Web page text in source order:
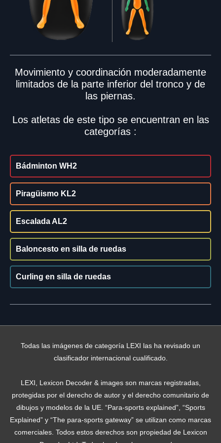
Movimiento y coordinación moderadamente
limitados de la parte inferior del tronco y de
las piernas.
Los atletas de este tipo se encuentran en las
categorías :
Bádminton WH2
Piragüismo KL2
Escalada AL2
Baloncesto en silla de ruedas
Curling en silla de ruedas
Todas las imágenes de categoría LEXI las ha revisado un
clasificador internacional cualificado.
LEXI, Lexicon Decoder & images son marcas registradas,
protegidas por el derecho de autor y el derecho comunitario de
dibujos y modelos de la UE. “Para-sports explained”, “Sports
Explained” y “The para-sports gateway” se utilizan como marcas
comerciales. Todos estos derechos son propiedad de Lexicon